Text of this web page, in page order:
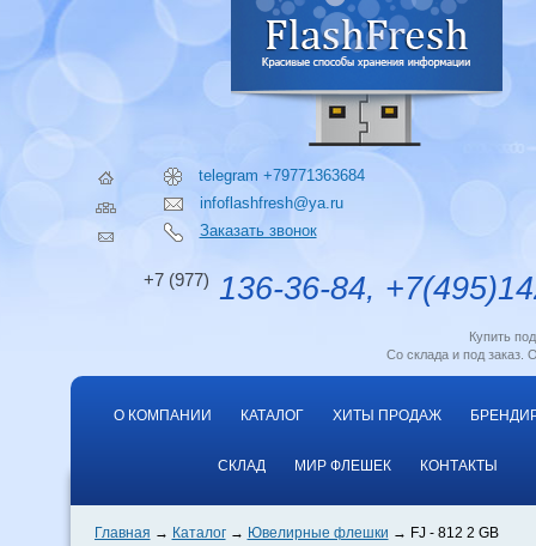
telegram +79771363684
infoflashfresh@ya.ru
Заказать звонок
+7 (977) 136-36-84,
Купить
Со склада и под заказ.
О КОМПАНИИ КАТАЛОГ ХИТЫ ПРОДАЖ
СКЛАД МИР ФЛЕШЕК КОНТАКТЫ
Главная Каталог Ювелирные флешки FJ - 812 2 GB